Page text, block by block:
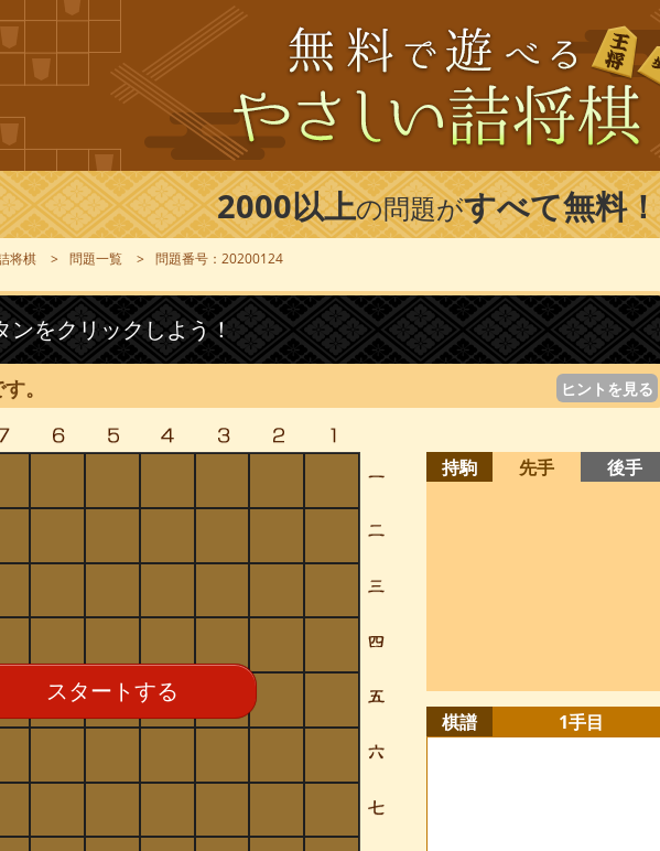
2000以上の問題がすべて無料！
将棋 問題一覧 問題番号：20200124
ンをクリックしよう！
。 ヒントを見る
スタートする
持駒 先手 後手
棋譜 1手目